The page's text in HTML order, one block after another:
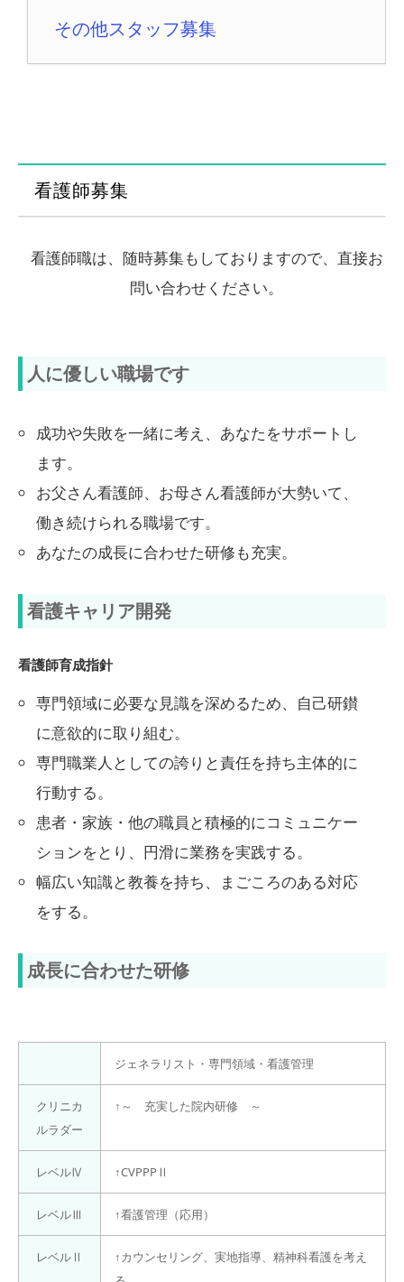
その他スタッフ募集
看護師募集
看護師職は、随時募集もしておりますので、直接お
問い合わせください。
人に優しい職場です
成功や失敗を一緒に考え、あなたをサポートし
ます。
お父さん看護師、お母さん看護師が大勢いて、
働き続けられる職場です。
あなたの成長に合わせた研修も充実。
看護キャリア開発
看護師育成指針
専門領域に必要な見識を深めるため、自己研鑚
に意欲的に取り組む。
専門職業人としての誇りと責任を持ち主体的に
行動する。
患者・家族・他の職員と積極的にコミュニケー
ションをとり、円滑に業務を実践する。
幅広い知識と教養を持ち、まごころのある対応
をする。
成長に合わせた研修
ジェネラリスト・専門領域・看護管理
クリニカ
ルラダー
↑～ 充実した院内研修 ～
レベルⅣ ↑CVPPPⅡ
レベルⅢ ↑看護管理（応用）
レベルⅡ
↑カウンセリング、実地指導、精神科看護を考え